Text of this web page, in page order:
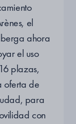
el
ahora
el uso
plazas,
oferta de
para
con